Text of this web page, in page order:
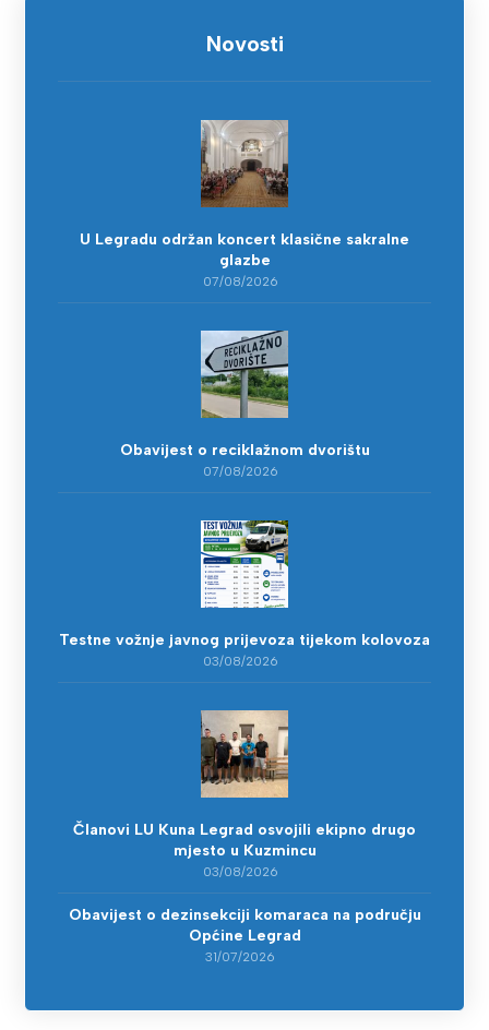
Novosti
U Legradu održan koncert klasične sakralne
glazbe
07/08/2026
Obavijest o reciklažnom dvorištu
07/08/2026
Testne vožnje javnog prijevoza tijekom kolovoza
03/08/2026
Članovi LU Kuna Legrad osvojili ekipno drugo
mjesto u Kuzmincu
03/08/2026
Obavijest o dezinsekciji komaraca na području
Općine Legrad
31/07/2026